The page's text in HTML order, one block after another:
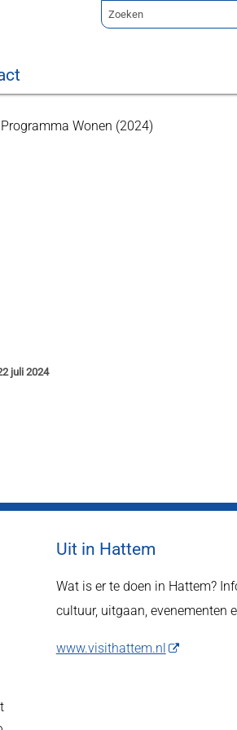
Programma Wonen (2024)
juli 2024
Uit in Hattem
Wat is er te doen in Hattem?
cultuur, uitgaan, evenementen
www.visithattem.nl